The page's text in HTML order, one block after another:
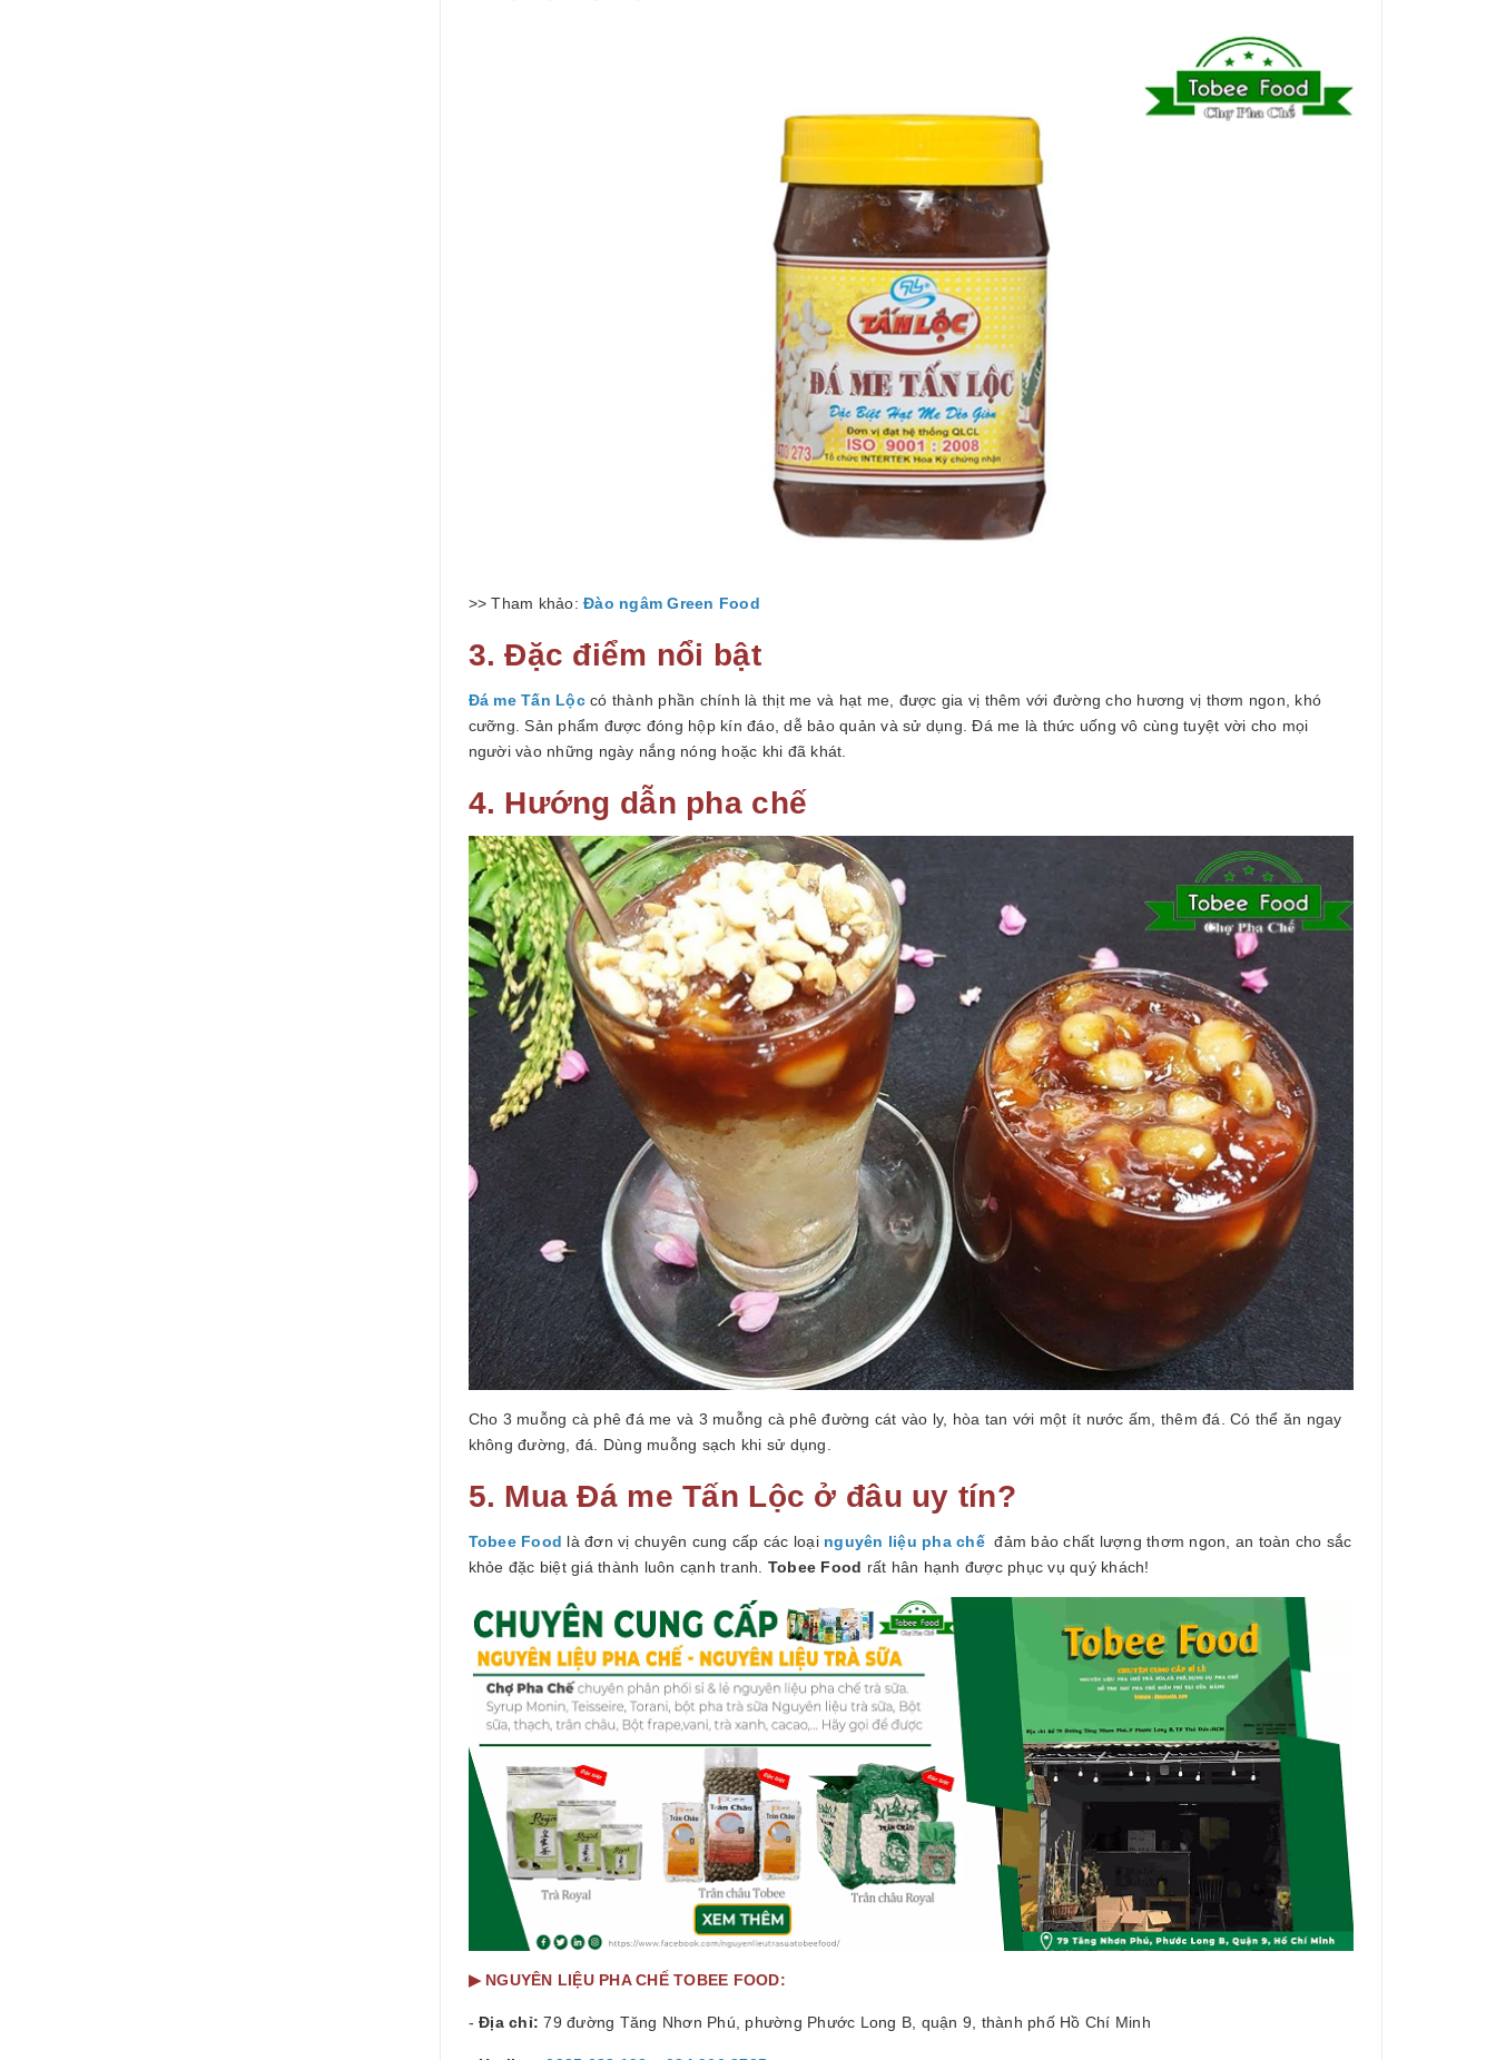
>> Tham khảo: Đào ngâm Green Food
3. Đặc điểm nổi bật
Đá me Tấn Lộc có thành phần chính là thịt me và hạt me, được gia vị thêm với đường cho hương vị thơm ngon, khó
cưỡng. Sản phẩm được đóng hộp kín đáo, dễ bảo quản và sử dụng. Đá me là thức uống vô cùng tuyệt vời cho mọi
người vào những ngày nắng nóng hoặc khi đã khát.
4. Hướng dẫn pha chế
Cho 3 muỗng cà phê đá me và 3 muỗng cà phê đường cát vào ly, hòa tan với một ít nước ấm, thêm đá. Có thể ăn ngay
không đường, đá. Dùng muỗng sạch khi sử dụng.
5. Mua Đá me Tấn Lộc ở đâu uy tín?
Tobee Food là đơn vị chuyên cung cấp các loại nguyên liệu pha chế đảm bảo chất lượng thơm ngon, an toàn cho sắc
khỏe đặc biệt giá thành luôn cạnh tranh. Tobee Food rất hân hạnh được phục vụ quý khách!
▶ NGUYÊN LIỆU PHA CHẾ TOBEE FOOD:
- Địa chỉ: 79 đường Tăng Nhơn Phú, phường Phước Long B, quận 9, thành phố Hồ Chí Minh